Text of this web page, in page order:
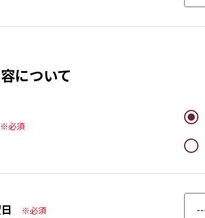
について
※必須
※必須